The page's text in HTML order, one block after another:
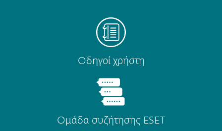
Οδηγοί χρήστη
Ομάδα συζήτησης ESET